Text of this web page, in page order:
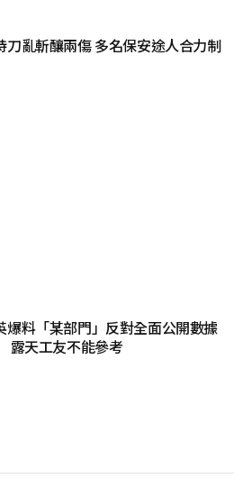
亂斬釀兩傷 多名保安途人合力制
爆料「某部門」反對全面公開數據
露天工友不能參考